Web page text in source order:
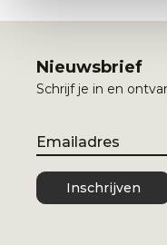
Nieuwsbrief
Schrijf je in en
Email
Inschrijven